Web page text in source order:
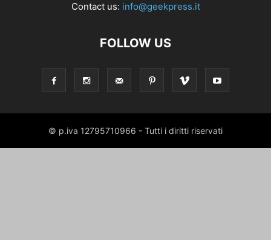
Contact us: info@geekpress.it
FOLLOW US
© p.iva 12795710966 - Tutti i diritti riservati